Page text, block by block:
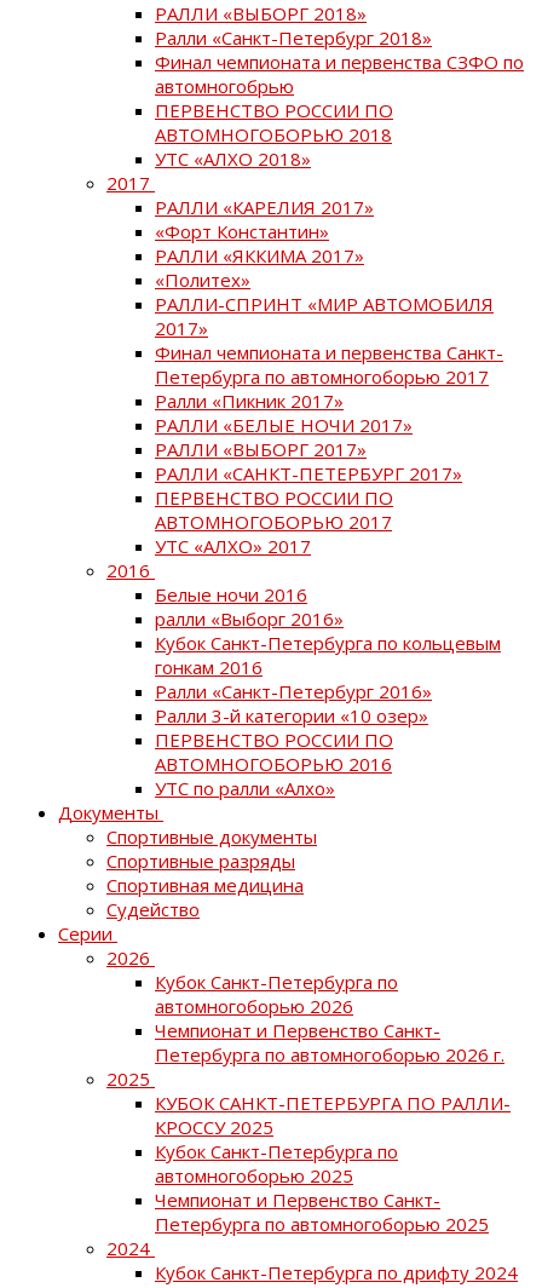
РАЛЛИ «ВЫБОРГ 2018»
Ралли «Санкт-Петербург 2018»
Финал чемпионата и первенства СЗФО по
автомногобрью
ПЕРВЕНСТВО РОССИИ ПО
АВТОМНОГОБОРЬЮ 2018
УТС «АЛХО 2018»
2017
РАЛЛИ «КАРЕЛИЯ 2017»
«Форт Константин»
РАЛЛИ «ЯККИМА 2017»
«Политех»
РАЛЛИ-СПРИНТ «МИР АВТОМОБИЛЯ
2017»
Финал чемпионата и первенства Санкт-
Петербурга по автомногоборью 2017
Ралли «Пикник 2017»
РАЛЛИ «БЕЛЫЕ НОЧИ 2017»
РАЛЛИ «ВЫБОРГ 2017»
РАЛЛИ «САНКТ-ПЕТЕРБУРГ 2017»
ПЕРВЕНСТВО РОССИИ ПО
АВТОМНОГОБОРЬЮ 2017
УТС «АЛХО» 2017
2016
Белые ночи 2016
ралли «Выборг 2016»
Кубок Санкт-Петербурга по кольцевым
гонкам 2016
Ралли «Санкт-Петербург 2016»
Ралли 3-й категории «10 озер»
ПЕРВЕНСТВО РОССИИ ПО
АВТОМНОГОБОРЬЮ 2016
УТС по ралли «Алхо»
Документы
Спортивные документы
Спортивные разряды
Спортивная медицина
Судейство
Серии
2026
Кубок Санкт-Петербурга по
автомногоборью 2026
Чемпионат и Первенство Санкт-
Петербурга по автомногоборью 2026 г.
2025
КУБОК САНКТ-ПЕТЕРБУРГА ПО РАЛЛИ-
КРОССУ 2025
Кубок Санкт-Петербурга по
автомногоборью 2025
Чемпионат и Первенство Санкт-
Петербурга по автомногоборью 2025
2024
Кубок Санкт-Петербурга по дрифту 2024